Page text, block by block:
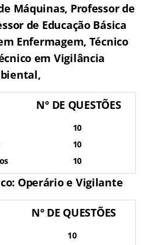
Máquinas, Professor de
de Educação Básica
Enfermagem, Técnico
em Vigilância
Nº DE QUESTÕES
10
10
10
Operário e Vigilante
Nº DE QUESTÕES
10